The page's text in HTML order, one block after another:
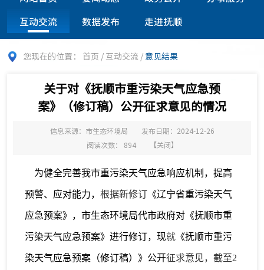
互动交流
数据发布 走进抚顺
您现在的位置： 首页 / 互动交流 / 意见结果
关于对《抚顺市重污染天气应急预
案》（修订稿）公开征求意见的情况
信息来源：市生态环境局
发布日期：2024-12-26
阅读次数： 894 【关闭】
为健全完善我市重污染天气应急响应机制，提高
预警、应对能力， 根据新修订 《辽宁省重污染天气
应急预案》，市生态环境局代市政府对《抚顺市重
污染天气应急预案》进行修订，现就 《抚顺市重污
染天气应急预案（修订稿）》公开征求意见，截至2